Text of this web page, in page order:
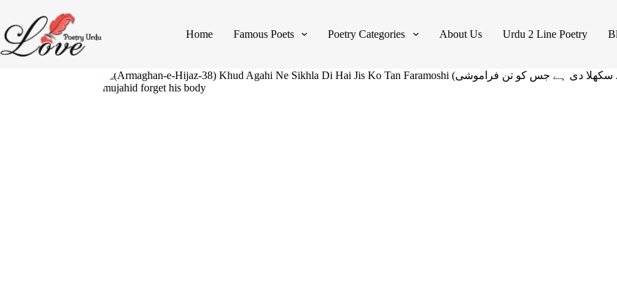
Home Famous Poets Poetry Categories About Us Urdu 2 Line Poetry